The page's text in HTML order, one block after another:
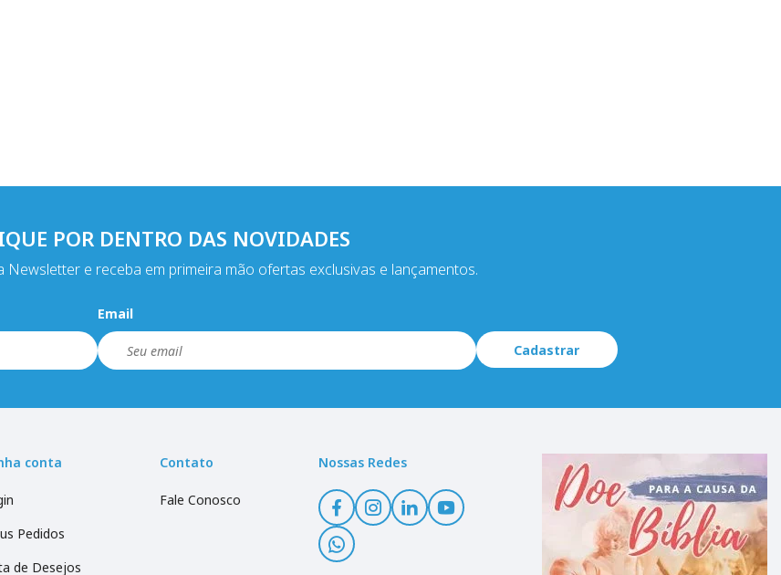
POR DENTRO DAS NOVIDADES
Newsletter e receba em primeira mão ofertas exclusivas e lançamentos.
Email
Cadastrar
conta
Pedidos
de Desejos
Contato
Fale Conosco
Nossas Redes